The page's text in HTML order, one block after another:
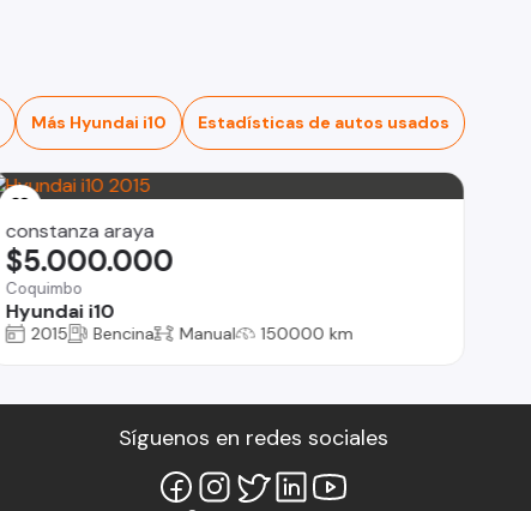
Más Hyundai i10 Estadísticas de autos usados
constanza araya
Coquimbo
Hyundai i10
$5.000.000
2015 Bencina Manual 150000 km
Síguenos en redes sociales